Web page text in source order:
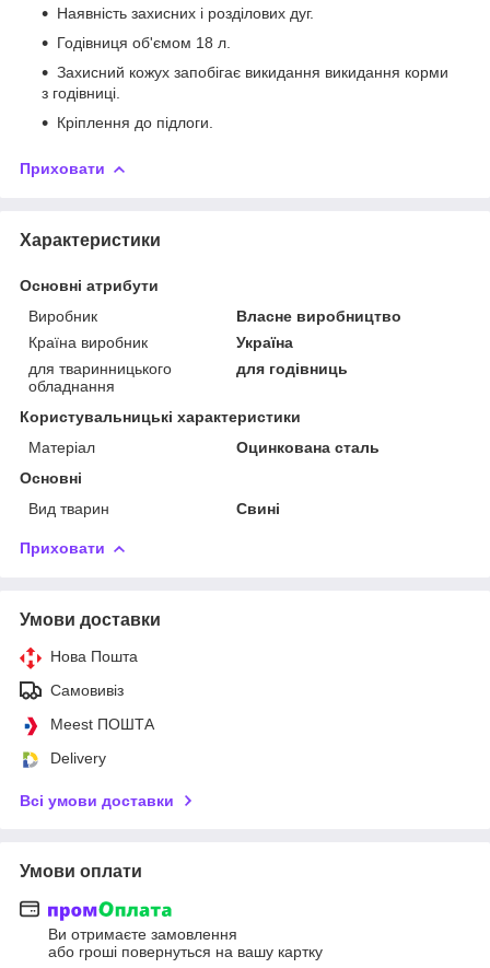
Наявність захисних і розділових дуг.
Годівниця об'ємом 18 л.
Захисний кожух запобігає викидання викидання корми
з годівниці.
Кріплення до підлоги.
Приховати
Характеристики
Основні атрибути
Виробник
Власне виробництво
Країна виробник
Україна
для тваринницького
обладнання
для годівниць
Користувальницькі характеристики
Матеріал
Оцинкована сталь
Основні
Вид тварин
Свині
Приховати
Умови доставки
Нова Пошта
Самовивіз
Meest ПОШТА
Delivery
Всі умови доставки
Умови оплати
Ви отримаєте замовлення
або гроші повернуться на вашу картку